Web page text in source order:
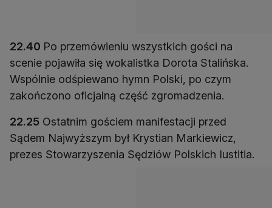
22.40 Po przemówieniu wszystkich gości na
scenie pojawiła się wokalistka Dorota Stalińska.
Wspólnie odśpiewano hymn Polski, po czym
zakończono oficjalną część zgromadzenia.
22.25 Ostatnim gościem manifestacji przed
Sądem Najwyższym był Krystian Markiewicz,
prezes Stowarzyszenia Sędziów Polskich Iustitia.